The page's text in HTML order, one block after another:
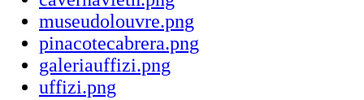
museudolouvre.png
pinacotecabrera.png
galeriauffizi.png
uffizi.png